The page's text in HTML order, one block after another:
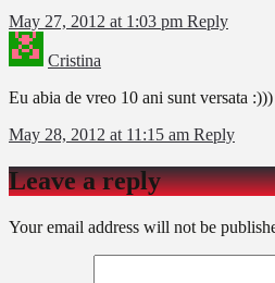
May 27, 2012 at 1:03 pm Reply
Cristina
Eu abia de vreo 10 ani sunt versata
May 28, 2012 at 11:15 am Reply
Leave a reply
Your email address will not be